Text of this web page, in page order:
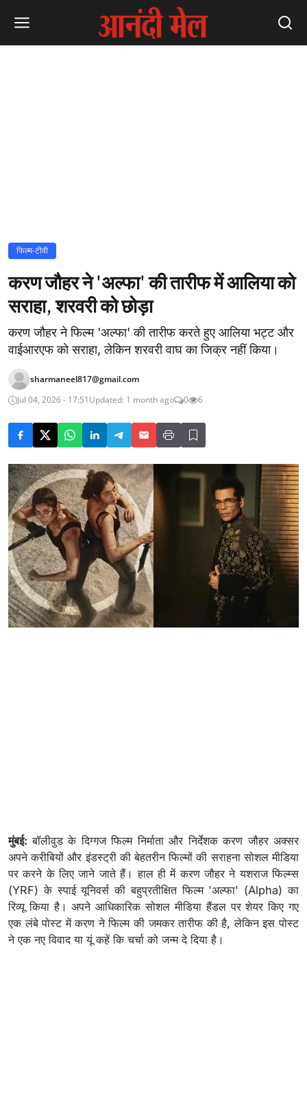
फिल्म-टीवी
करण जौहर ने 'अल्फा' की तारीफ में आलिया को
सराहा, शरवरी को छोड़ा
करण जौहर ने फिल्म 'अल्फा' की तारीफ करते हुए आलिया भट्ट और
वाईआरएफ को सराहा, लेकिन शरवरी वाघ का जिक्र नहीं किया।
sharmaneel817@gmail.com
Jul 04, 2026 - 17:51Updated: 1 month ago 0 6
मुंबई:बॉलीवुड के दिग्गज फिल्म निर्माता और निर्देशक करण जौहर अक्सर
अपने करीबियों और इंडस्ट्री की बेहतरीन फिल्मों की सराहना सोशल मीडिया
पर करने के लिए जाने जाते हैं। हाल ही में करण जौहर ने यशराज फिल्म्स
(YRF) के स्पाई यूनिवर्स की बहुप्रतीक्षित फिल्म 'अल्फा' (Alpha) का
रिव्यू किया है। अपने आधिकारिक सोशल मीडिया हैंडल पर शेयर किए गए
एक लंबे पोस्ट में करण ने फिल्म की जमकर तारीफ की है, लेकिन इस पोस्ट
ने एक नए विवाद या यूं कहें कि चर्चा को जन्म दे दिया है।